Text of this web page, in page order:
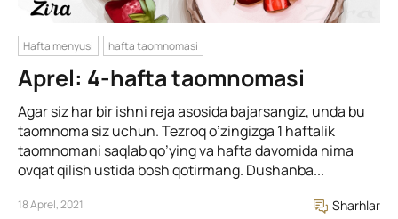
Hafta menyusi hafta taomnomasi
Aprel: 4-hafta taomnomasi
Agar siz har bir ishni reja asosida bajarsangiz, unda bu
taomnoma siz uchun. Tezroq o’zingizga 1 haftalik
taomnomani saqlab qo’ying va hafta davomida nima
ovqat qilish ustida bosh qotirmang. Dushanba...
18 Aprel, 2021 Sharhlar